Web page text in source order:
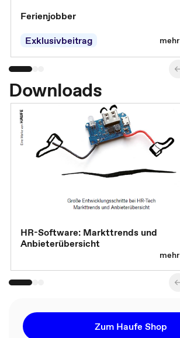
Ferienjobber
Exklusivbeitrag
mehr
Downloads
HR-Software: Markttrends und
Anbieterübersicht
mehr
Zum Haufe Shop